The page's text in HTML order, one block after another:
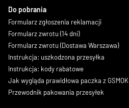
Do pobrania
Formularz zgłoszenia reklamacji
Formularz zwrotu (14 dni)
Formularz zwrotu (Dostawa Warszawa)
Instrukcja: uszkodzona przesyłka
Instrukcja: kody rabatowe
Jak wygląda prawidłowa paczka z GSMOK
Przewodnik pakowania przesyłek